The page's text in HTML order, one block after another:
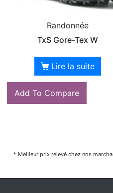
Randonnée
TxS Gore-Tex W
Lire la suite
Add To Compare
* Meilleur prix relevé chez nos